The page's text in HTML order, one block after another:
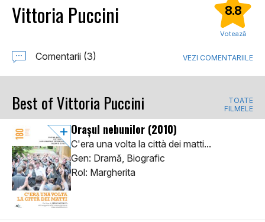
Vittoria Puccini 8.8
Votează
Comentarii (3) VEZI COMENTARIILE
Best of Vittoria Puccini
TOATE
FILMELE
Orașul nebunilor (2010)
C'era una volta la città dei matti...
Gen: Dramă, Biografic
Rol: Margherita